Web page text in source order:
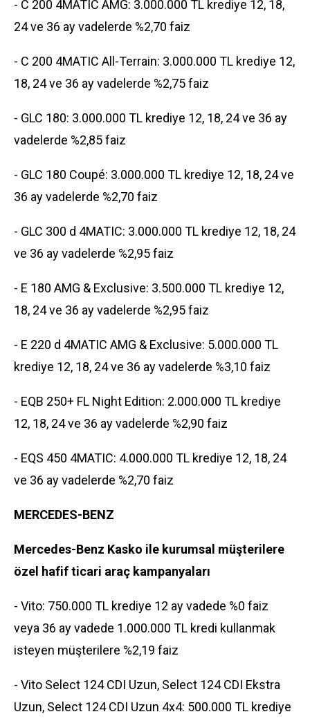
- C 200 4MATIC AMG: 3.000.000 TL krediye 12, 18,
24 ve 36 ay vadelerde %2,70 faiz
- C 200 4MATIC All-Terrain: 3.000.000 TL krediye 12,
18, 24 ve 36 ay vadelerde %2,75 faiz
- GLC 180: 3.000.000 TL krediye 12, 18, 24 ve 36 ay
vadelerde %2,85 faiz
- GLC 180 Coupé: 3.000.000 TL krediye 12, 18, 24 ve
36 ay vadelerde %2,70 faiz
- GLC 300 d 4MATIC: 3.000.000 TL krediye 12, 18, 24
ve 36 ay vadelerde %2,95 faiz
- E 180 AMG & Exclusive: 3.500.000 TL krediye 12,
18, 24 ve 36 ay vadelerde %2,95 faiz
- E 220 d 4MATIC AMG & Exclusive: 5.000.000 TL
krediye 12, 18, 24 ve 36 ay vadelerde %3,10 faiz
- EQB 250+ FL Night Edition: 2.000.000 TL krediye
12, 18, 24 ve 36 ay vadelerde %2,90 faiz
- EQS 450 4MATIC: 4.000.000 TL krediye 12, 18, 24
ve 36 ay vadelerde %2,70 faiz
MERCEDES-BENZ
Mercedes-Benz Kasko ile kurumsal müşterilere
özel hafif ticari araç kampanyaları
- Vito: 750.000 TL krediye 12 ay vadede %0 faiz
veya 36 ay vadede 1.000.000 TL kredi kullanmak
isteyen müşterilere %2,19 faiz
- Vito Select 124 CDI Uzun, Select 124 CDI Ekstra
Uzun, Select 124 CDI Uzun 4x4: 500.000 TL krediye